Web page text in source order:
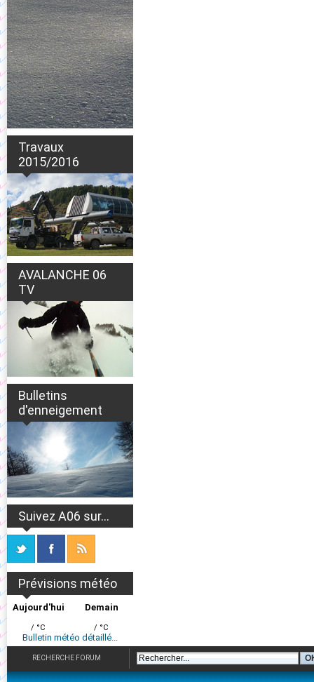
Travaux
2015/2016
AVALANCHE 06
TV
Bulletins
d'enneigement
Suivez A06 sur...
Prévisions météo
Aujourd'hui
/ °C
Demain
/ °C
Bulletin météo détaillé...
RECHERCHE FORUM